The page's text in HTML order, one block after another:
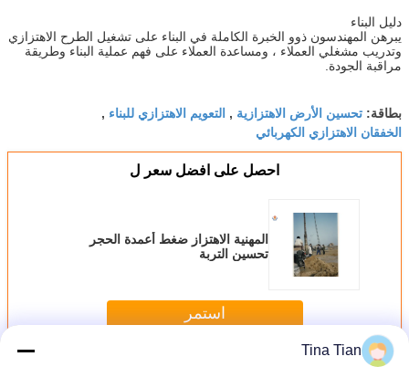
دليل البناء
يبرهن المهندسون ذوو الخبرة الكاملة في البناء على تشغيل الطرح الاهتزازي
وتدريب مشغلي العملاء ، ومساعدة العملاء على فهم عملية البناء وطريقة
مراقبة الجودة.
بطاقة: تحسين الأرض الاهتزازية , التعويم الاهتزازي للبناء ,
الخفقان الاهتزازي الكهربائي
احصل على افضل سعر ل
المهنية الاهتزاز ضغط أعمدة الحجر
تحسين التربة
استمر
Tina Tian